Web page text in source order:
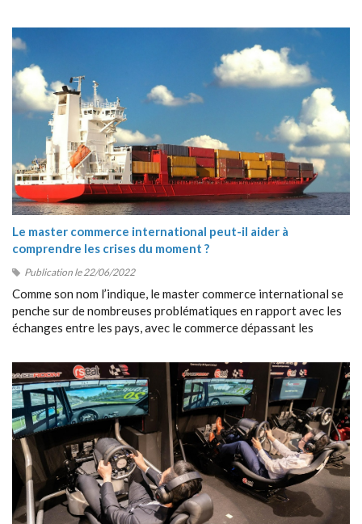
Le master commerce international peut-il aider à
comprendre les crises du moment ?
Publication le 22/06/2022
Comme son nom l’indique, le master commerce international se
penche sur de nombreuses problématiques en rapport avec les
échanges entre les pays, avec le commerce dépassant les